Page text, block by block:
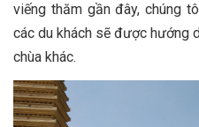
viếng thăm gần đây, chúng
các du khách sẽ được hướng
chùa khác.